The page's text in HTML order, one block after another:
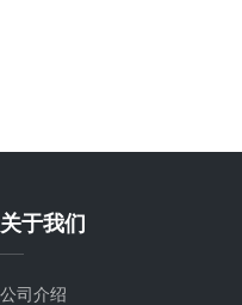
关于我们
公司介绍